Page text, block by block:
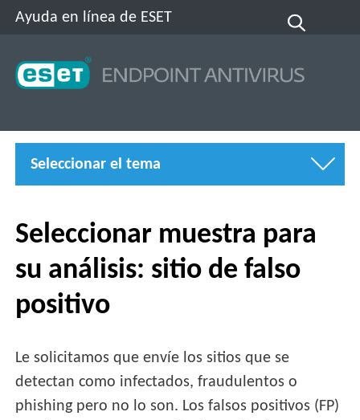
Ayuda en línea de ESET
Seleccionar el tema
Seleccionar muestra para
su análisis: sitio de falso
positivo
Le solicitamos que envíe los sitios que se
detectan como infectados, fraudulentos o
phishing pero no lo son. Los falsos positivos (FP)